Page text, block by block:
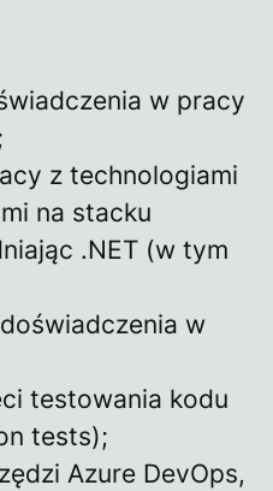
w pracy
z technologiami
na stacku
.NET (w tym
w
testowania kodu
tests);
Azure DevOps,